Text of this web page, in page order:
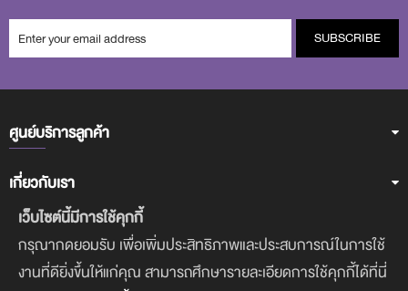
เว็บไซต์นี้มีการใช้คุกกี้
กรุณากดยอมรับ เพื่อเพิ่มประสิทธิภาพและประสบการณ์ในการใช้
งานที่ดียิ่งขึ้นให้แก่คุณ สามารถศึกษารายละเอียดการใช้คุกกี้ได้ที่นี่
SUBSCRIBE
ศูนย์บริการลูกค้า
เกี่ยวกับเรา
ฝ่ายบริการลูกค้า
ดาวน์โหลดแอพฯ